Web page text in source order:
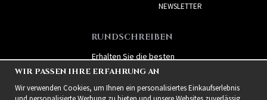
NEWSLETTER
RUNDSCHREIBEN
Erhalten Sie die besten
Angebote und spannende
neue Produkte!
WIR PASSEN IHRE ERFAHRUNG AN
Wir verwenden Cookies, um Ihnen ein personalisiertes Einkaufserlebnis